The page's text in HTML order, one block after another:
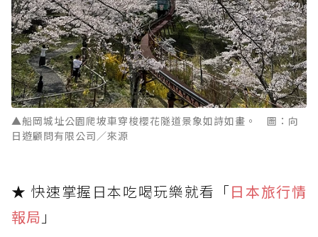
▲船岡城址公園爬坡車穿梭櫻花隧道景象如詩如畫。 圖：向
日遊顧問有限公司／來源
★ 快速掌握日本吃喝玩樂就看「日本旅行情
報局 」